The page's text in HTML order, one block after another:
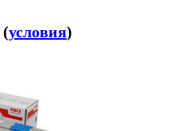
(условия)